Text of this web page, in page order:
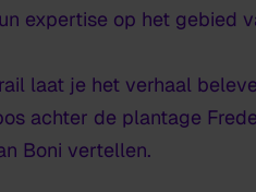
expertise op het gebied
laat je het verhaal
achter de plantage
Boni vertellen.